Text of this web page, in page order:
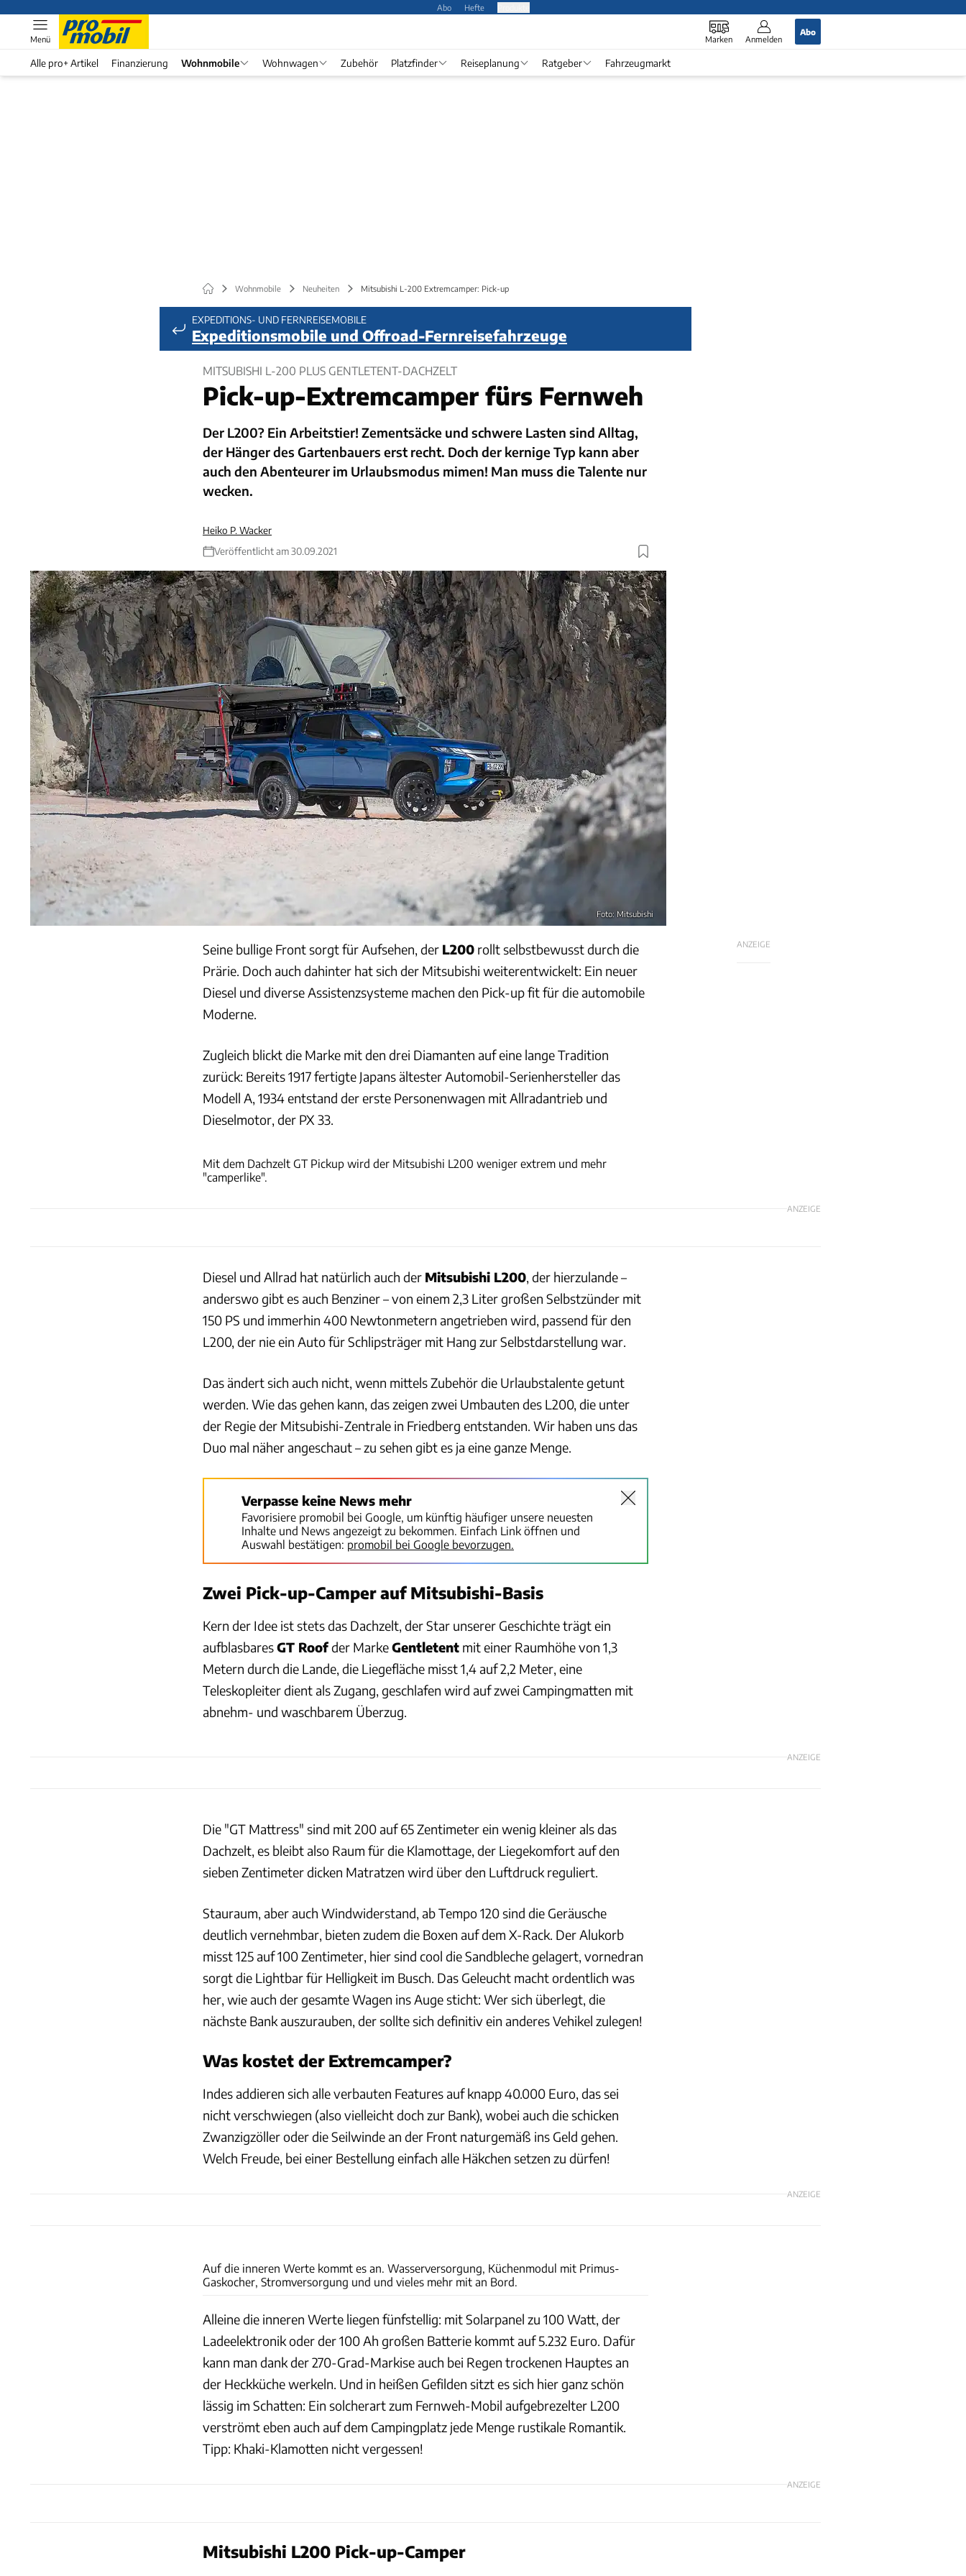
Abo Hefte
Marken Anmelden
Abo
Menü
Alle pro+ Artikel Finanzierung Wohnmobile Wohnwagen Zubehör Platzfinder Reiseplanung Ratgeber Fahrzeugmarkt
Wohnmobile Neuheiten Mitsubishi L-200 Extremcamper: Pick-up
EXPEDITIONS- UND FERNREISEMOBILE
Expeditionsmobile und Offroad-Fernreisefahrzeuge
MITSUBISHI L-200 PLUS GENTLETENT-DACHZELT
Pick-up-Extremcamper fürs Fernweh
Der L200? Ein Arbeitstier! Zementsäcke und schwere Lasten sind Alltag,
der Hänger des Gartenbauers erst recht. Doch der kernige Typ kann aber
auch den Abenteurer im Urlaubsmodus mimen! Man muss die Talente nur
wecken.
Heiko P. Wacker
Veröffentlicht am 30.09.2021
Foto: Mitsubishi
ANZEIGE
Seine bullige Front sorgt für Aufsehen, der L200 rollt selbstbewusst durch die
Prärie. Doch auch dahinter hat sich der Mitsubishi weiterentwickelt: Ein neuer
Diesel und diverse Assistenzsysteme machen den Pick-up fit für die automobile
Moderne.
Zugleich blickt die Marke mit den drei Diamanten auf eine lange Tradition
zurück: Bereits 1917 fertigte Japans ältester Automobil-Serienhersteller das
Modell A, 1934 entstand der erste Personenwagen mit Allradantrieb und
Dieselmotor, der PX 33.
Mit dem Dachzelt GT Pickup wird der Mitsubishi L200 weniger extrem und mehr
"camperlike".
ANZEIGE
Diesel und Allrad hat natürlich auch der Mitsubishi L200 , der hierzulande –
anderswo gibt es auch Benziner – von einem 2,3 Liter großen Selbstzünder mit
150 PS und immerhin 400 Newtonmetern angetrieben wird, passend für den
L200, der nie ein Auto für Schlipsträger mit Hang zur Selbstdarstellung war.
Das ändert sich auch nicht, wenn mittels Zubehör die Urlaubstalente getunt
werden. Wie das gehen kann, das zeigen zwei Umbauten des L200, die unter
der Regie der Mitsubishi-Zentrale in Friedberg entstanden. Wir haben uns das
Duo mal näher angeschaut – zu sehen gibt es ja eine ganze Menge.
Verpasse keine News mehr
Favorisiere promobil bei Google, um künftig häufiger unsere neuesten
Inhalte und News angezeigt zu bekommen. Einfach Link öffnen und
Auswahl bestätigen: promobil bei Google bevorzugen.
Zwei Pick-up-Camper auf Mitsubishi-Basis
Kern der Idee ist stets das Dachzelt, der Star unserer Geschichte trägt ein
aufblasbaresGT Roofder MarkeGentletent mit einer Raumhöhe von 1,3
Metern durch die Lande, die Liegefläche misst 1,4 auf 2,2 Meter, eine
Teleskopleiter dient als Zugang, geschlafen wird auf zwei Campingmatten mit
abnehm- und waschbarem Überzug.
ANZEIGE
Die "GT Mattress" sind mit 200 auf 65 Zentimeter ein wenig kleiner als das
Dachzelt, es bleibt also Raum für die Klamottage, der Liegekomfort auf den
sieben Zentimeter dicken Matratzen wird über den Luftdruck reguliert.
Stauraum, aber auch Windwiderstand, ab Tempo 120 sind die Geräusche
deutlich vernehmbar, bieten zudem die Boxen auf dem X-Rack. Der Alukorb
misst 125 auf 100 Zentimeter, hier sind cool die Sandbleche gelagert, vornedran
sorgt die Lightbar für Helligkeit im Busch. Das Geleucht macht ordentlich was
her, wie auch der gesamte Wagen ins Auge sticht: Wer sich überlegt, die
nächste Bank auszurauben, der sollte sich definitiv ein anderes Vehikel zulegen!
Was kostet der Extremcamper?
Indes addieren sich alle verbauten Features auf knapp 40.000 Euro, das sei
nicht verschwiegen (also vielleicht doch zur Bank), wobei auch die schicken
Zwanzigzöller oder die Seilwinde an der Front naturgemäß ins Geld gehen.
Welch Freude, bei einer Bestellung einfach alle Häkchen setzen zu dürfen!
ANZEIGE
Auf die inneren Werte kommt es an. Wasserversorgung, Küchenmodul mit Primus-
Gaskocher, Stromversorgung und und vieles mehr mit an Bord.
Alleine die inneren Werte liegen fünfstellig: mit Solarpanel zu 100 Watt, der
Ladeelektronik oder der 100 Ah großen Batterie kommt auf 5.232 Euro. Dafür
kann man dank der 270-Grad-Markise auch bei Regen trockenen Hauptes an
der Heckküche werkeln. Und in heißen Gefilden sitzt es sich hier ganz schön
lässig im Schatten: Ein solcherart zum Fernweh-Mobil aufgebrezelter L200
verströmt eben auch auf dem Campingplatz jede Menge rustikale Romantik.
Tipp: Khaki-Klamotten nicht vergessen!
ANZEIGE
Mitsubishi L200 Pick-up-Camper